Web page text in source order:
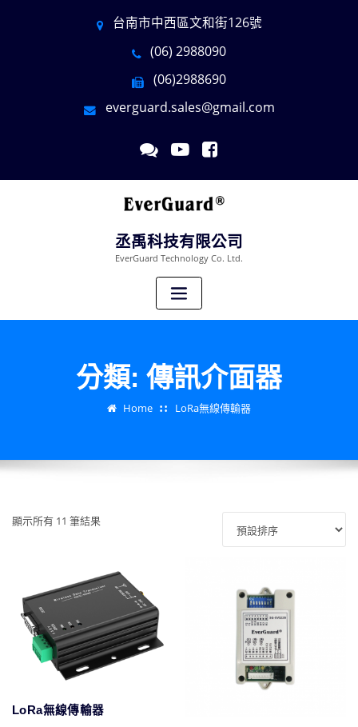
台南市中西區文和街126號
(06) 2988090
(06)2988690
everguard.sales@gmail.com
丞禹科技有限公司
EverGuard Technology Co. Ltd.
分類: 傳訊介面器
Home LoRa無線傳輸器
顯示所有 11 筆結果
LoRa無線傳輸器